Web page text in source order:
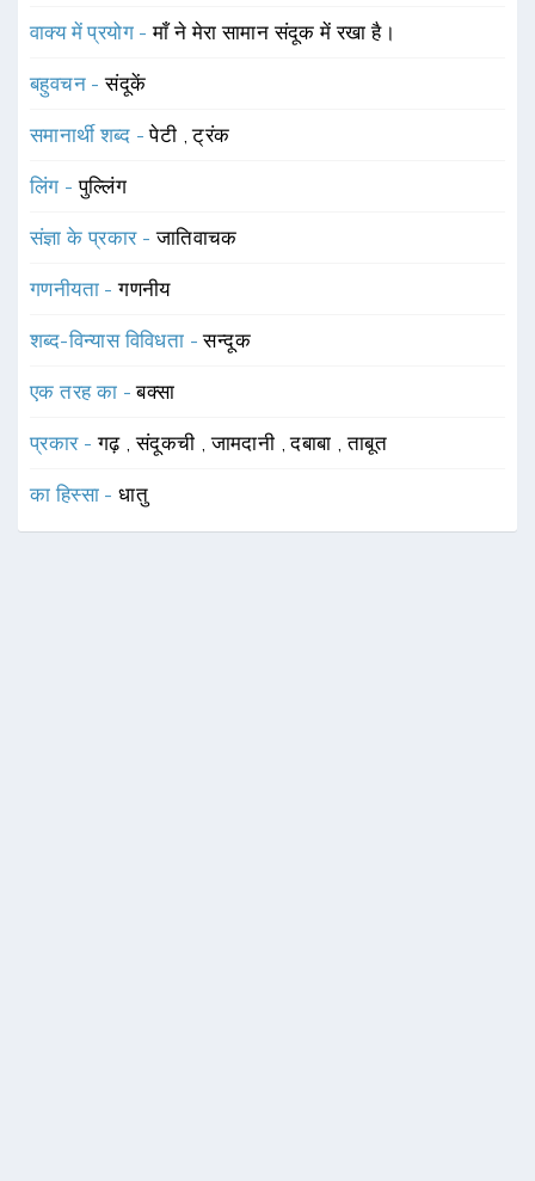
वाक्य में प्रयोग -माँ ने मेरा सामान संदूक में रखा है।
बहुवचन -संदूकें
समानार्थी शब्द -पेटी ,ट्रंक
लिंग -पुल्लिंग
संज्ञा के प्रकार -जातिवाचक
गणनीयता -गणनीय
शब्द-विन्यास विविधता -सन्दूक
एक तरह का -बक्सा
प्रकार -गढ़ ,संदूकची ,जामदानी ,दबाबा ,ताबूत
का हिस्सा -धातु